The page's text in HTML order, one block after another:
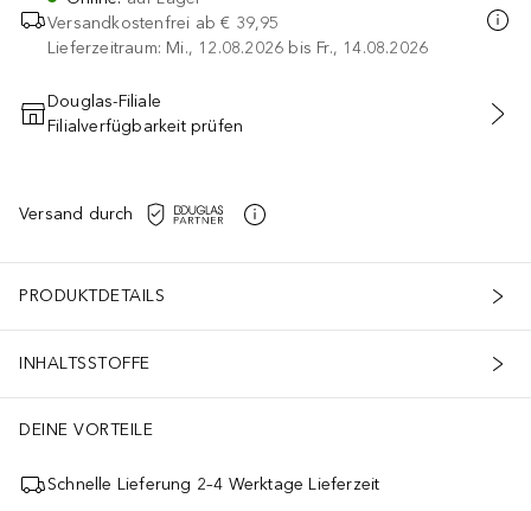
Versandkostenfrei ab € 39,95
Lieferzeitraum: Mi., 12.08.2026 bis Fr., 14.08.2026
IN DEN WARENKORB
Douglas-Filiale
Filialverfügbarkeit prüfen
Versand durch
PRODUKTDETAILS
INHALTSSTOFFE
DEINE VORTEILE
Schnelle Lieferung 2–4 Werktage Lieferzeit